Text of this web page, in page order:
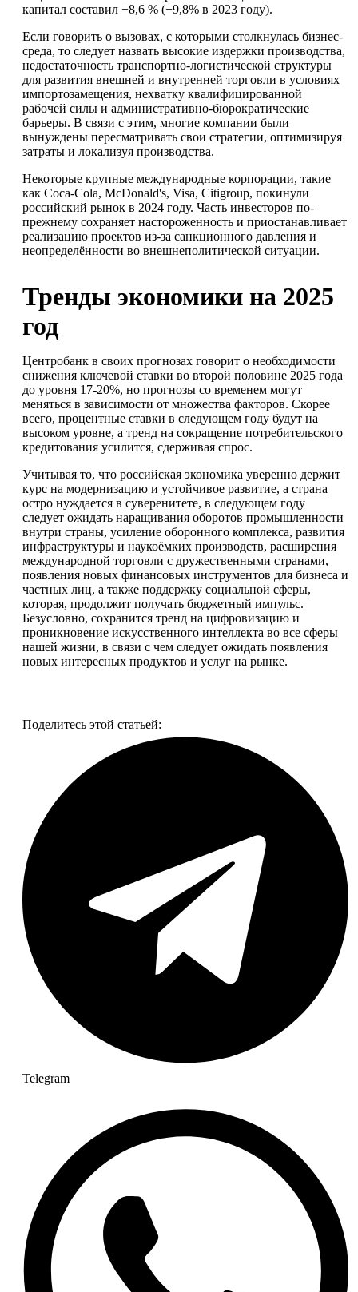
капитал составил +8,6 % (+9,8% в 2023 году).
Если говорить о вызовах, с которыми столкнулась бизнес-
среда, то следует назвать высокие издержки производства,
недостаточность транспортно-логистической структуры
для развития внешней и внутренней торговли в условиях
импортозамещения, нехватку квалифицированной
рабочей силы и административно-бюрократические
барьеры. В связи с этим, многие компании были
вынуждены пересматривать свои стратегии, оптимизируя
затраты и локализуя производства.
Некоторые крупные международные корпорации, такие
как Coca-Cola, McDonald's, Visa, Citigroup, покинули
российский рынок в 2024 году. Часть инвесторов по-
прежнему сохраняет настороженность и приостанавливает
реализацию проектов из-за санкционного давления и
неопределённости во внешнеполитической ситуации.
Тренды экономики на 2025
год
Центробанк в своих прогнозах говорит о необходимости
снижения ключевой ставки во второй половине 2025 года
до уровня 17-20%, но прогнозы со временем могут
меняться в зависимости от множества факторов. Скорее
всего, процентные ставки в следующем году будут на
высоком уровне, а тренд на сокращение потребительского
кредитования усилится, сдерживая спрос.
Учитывая то, что российская экономика уверенно держит
курс на модернизацию и устойчивое развитие, а страна
остро нуждается в суверенитете, в следующем году
следует ожидать наращивания оборотов промышленности
внутри страны, усиление оборонного комплекса, развития
инфраструктуры и наукоёмких производств, расширения
международной торговли с дружественными странами,
появления новых финансовых инструментов для бизнеса и
частных лиц, а также поддержку социальной сферы,
которая, продолжит получать бюджетный импульс.
Безусловно, сохранится тренд на цифровизацию и
проникновение искусственного интеллекта во все сферы
нашей жизни, в связи с чем следует ожидать появления
новых интересных продуктов и услуг на рынке.
Поделитесь этой статьей:
Telegram